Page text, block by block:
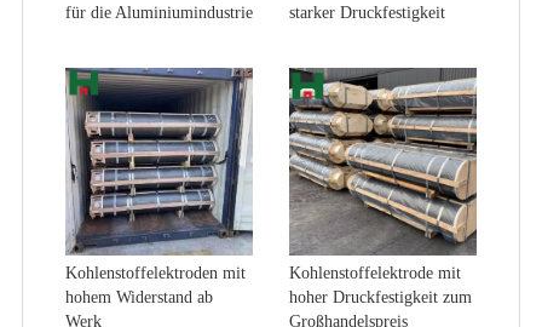
für die Aluminiumindustrie
starker Druckfestigkeit
Kohlenstoffelektroden mit
hohem Widerstand ab
Werk
Kohlenstoffelektrode mit
hoher Druckfestigkeit zum
Großhandelspreis